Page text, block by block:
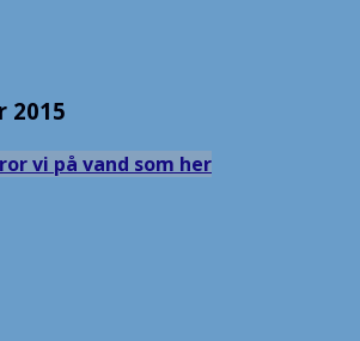
2015
vi på vand som her